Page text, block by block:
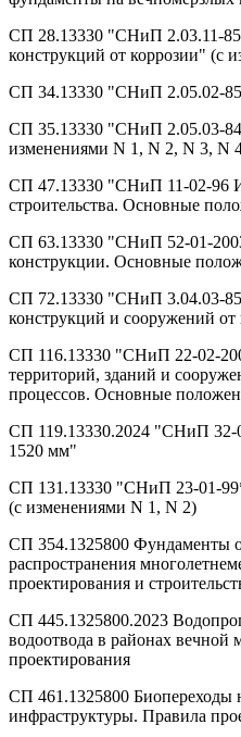
СП 28.13330 "СНиП 2.03.11-85
конструкций от коррозии" (с
СП 34.13330 "СНиП 2.05.02-
СП 35.13330 "СНиП 2.05.03-
изменениями N 1, N 2, N 3, N
СП 47.13330 "СНиП 11-02-96
строительства. Основные
СП 63.13330 "СНиП 52-01-
конструкции. Основные
СП 72.13330 "СНиП 3.04.03-85
конструкций и сооружений
СП 116.13330 "СНиП 22-02-
территорий, зданий и
процессов. Основные
СП 119.13330.2024 "СНиП 32-
1520 мм"
СП 131.13330 "СНиП 23-01-
(с изменениями N 1, N 2)
СП 354.1325800 Фундаменты
распространения
проектирования и
СП 445.1325800.2023
водоотвода в районах вечной
проектирования
СП 461.1325800 Биопереходы
инфраструктуры. Правила